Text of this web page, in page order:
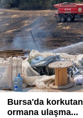
Bursa'da
ormana ulaşma...